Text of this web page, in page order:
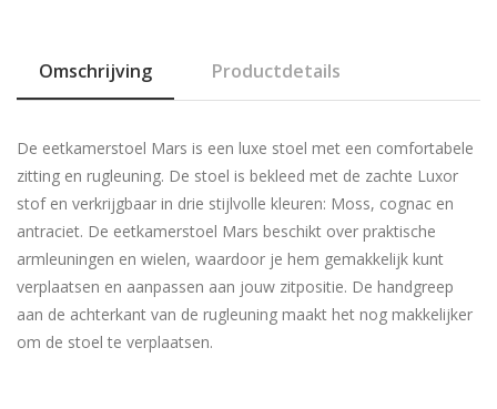
Omschrijving Productdetails
De eetkamerstoel Mars is een luxe stoel met een comfortabele
zitting en rugleuning. De stoel is bekleed met de zachte Luxor
stof en verkrijgbaar in drie stijlvolle kleuren: Moss, cognac en
antraciet. De eetkamerstoel Mars beschikt over praktische
armleuningen en wielen, waardoor je hem gemakkelijk kunt
verplaatsen en aanpassen aan jouw zitpositie. De handgreep
aan de achterkant van de rugleuning maakt het nog makkelijker
om de stoel te verplaatsen.